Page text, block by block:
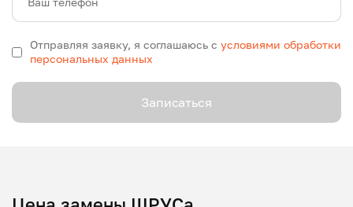
Отправляя заявку, я соглашаюсь с условиями обработки
персональных данных
Записаться